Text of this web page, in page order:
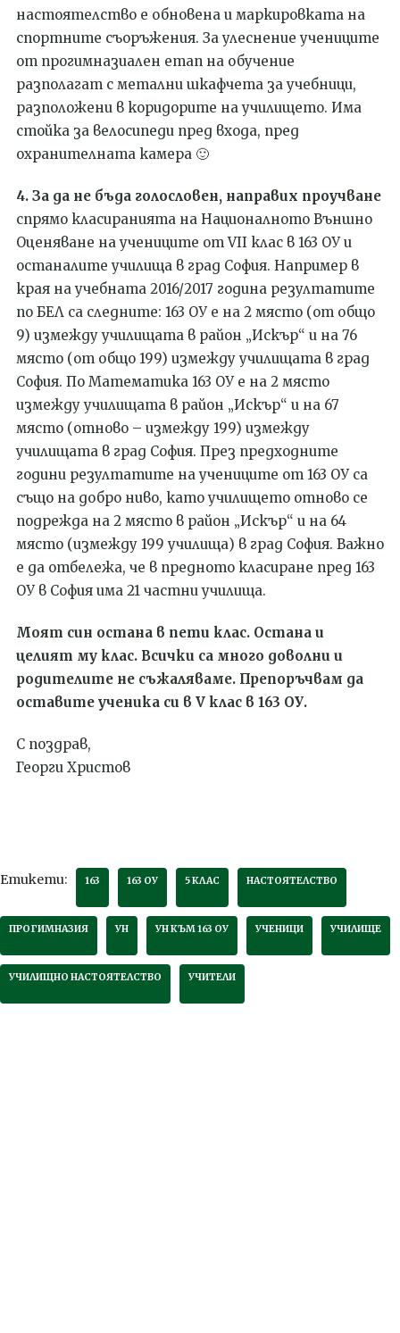
настоятелство е обновена и маркировката на
спортните съоръжения. За улеснение учениците
от прогимназиален етап на обучение
разполагат с метални шкафчета за учебници,
разположени в коридорите на училището. Има
стойка за велосипеди пред входа, пред
охранителната камера 🙂
4. За да не бъда голословен, направих проучване
спрямо класиранията на Националното Външно
Оценяване на учениците от VII клас в 163 ОУ и
останалите училища в град София. Например в
края на учебната 2016/2017 година резултатите
по БЕЛ са следните: 163 ОУ е на 2 място (от общо
9) измежду училищата в район „Искър“ и на 76
място (от общо 199) измежду училищата в град
София. По Математика 163 ОУ е на 2 място
измежду училищата в район „Искър“ и на 67
място (отново – измежду 199) измежду
училищата в град София. През предходните
години резултатите на учениците от 163 ОУ са
също на добро ниво, като училището отново се
подрежда на 2 място в район „Искър“ и на 64
място (измежду 199 училища) в град София. Важно
е да отбележа, че в предното класиране пред 163
ОУ в София има 21 частни училища.
Моят син остана в пети клас. Остана и
целият му клас. Всички са много доволни и
родителите не съжаляваме. Препоръчвам да
оставите ученика си в V клас в 163 ОУ.
С поздрав,
Георги Христов
Етикети: 163 163 ОУ 5 КЛАС НАСТОЯТЕЛСТВО
ПРОГИМНАЗИЯ УН УН КЪМ 163 ОУ УЧЕНИЦИ УЧИЛИЩЕ
УЧИЛИЩНО НАСТОЯТЕЛСТВО УЧИТЕЛИ